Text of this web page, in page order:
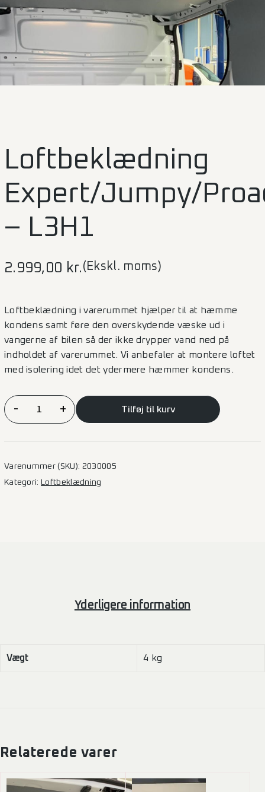
Loftbeklædning
Expert/Jumpy/
– L3H1
2.999,00 kr. (Ekskl. moms)
Loftbeklædning i varerummet hjælper til at hæmme
kondens samt føre den overskydende væske ud i
vangerne af bilen så der ikke drypper vand ned på
indholdet af varerummet. Vi anbefaler at montere loftet
med isolering idet det ydermere hæmmer kondens.
Loftbeklædning
Expert/Jumpy/Proace/Vivaro/Scudo
antal
- + Tilføj til kurv
Varenummer (SKU): 2030005
Kategori: Loftbeklædning
Yderligere information
Vægt 4 kg
Relaterede varer